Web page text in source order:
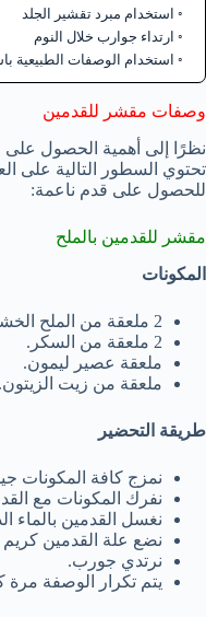
استخدام مبرد تقشير الجلد
ارتداء جوارب خلال النوم
استخدام الوصفات الطبيعية
وصفات مقشر للقدمين
نظرًا إلى أهمية الحصول على
تحتوي السطور التالية على
للحصول على قدم ناعمة:
مقشر للقدمين بالملح
المكونات
2 ملعقة من الملح الخشن.
2 ملعقة من السكر.
ملعقة عصير ليمون.
ملعقة من زيت الزيتون.
طريقة التحضير
نمزج كافة المكونات
نفرك المكونات مع
نغسل القدمين بالماء
نضع علة القدمين
نرتدي جورب.
يتم تكرار الوصفة مرة